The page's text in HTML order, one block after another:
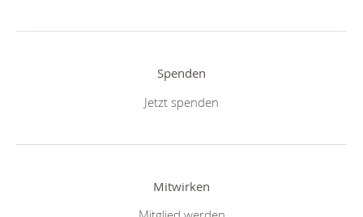
Spenden
Jetzt spenden
Mitwirken